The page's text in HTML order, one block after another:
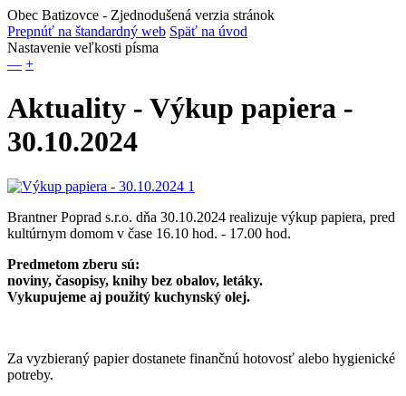
Obec Batizovce - Zjednodušená verzia stránok
Prepnúť na štandardný web Späť na úvod
Nastavenie veľkosti písma
— +
Aktuality - Výkup papiera -
30.10.2024
Brantner Poprad s.r.o. dňa 30.10.2024 realizuje výkup papiera, pred
kultúrnym domom v čase 16.10 hod. - 17.00 hod.
Predmetom zberu sú:
noviny, časopisy, knihy bez obalov, letáky.
Vykupujeme aj použitý kuchynský olej.
Za vyzbieraný papier dostanete finančnú hotovosť alebo hygienické
potreby.